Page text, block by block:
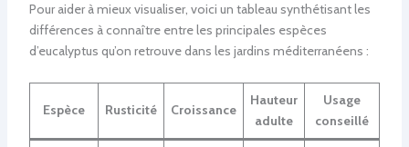
Pour aider à mieux visualiser, voici un tableau synthétisant les
différences à connaître entre les principales espèces
d’eucalyptus qu’on retrouve dans les jardins méditerranéens :
Espèce Rusticité Croissance
Hauteur
adulte
Usage
conseillé